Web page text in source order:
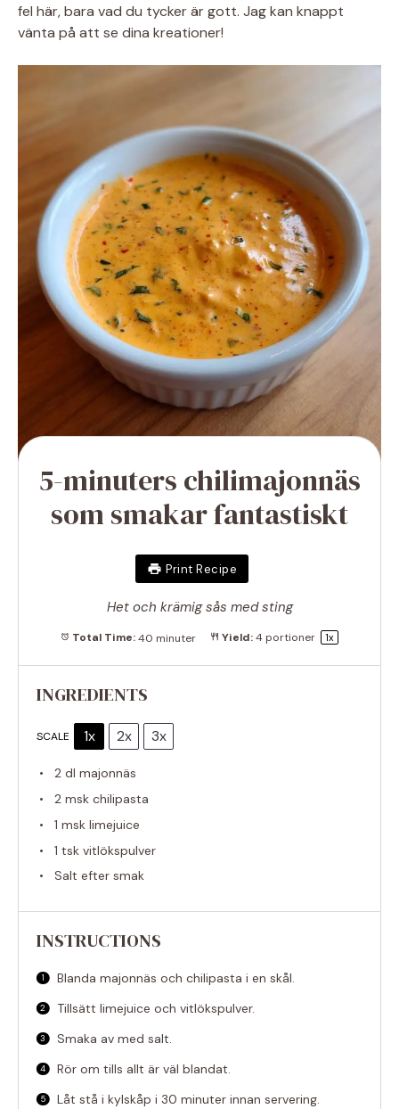
fel här, bara vad du tycker är gott. Jag kan knappt
vänta på att se dina kreationer!
5-minuters chilimajonnäs
som smakar fantastiskt
Print Recipe
Het och krämig sås med sting
Total Time:40 minuter Yield:4portioner 1x
INGREDIENTS
SCALE 1x 2x 3x
2 dl majonnäs
2 msk chilipasta
1 msk limejuice
1 tsk vitlökspulver
Salt efter smak
INSTRUCTIONS
Blanda majonnäs och chilipasta i en skål.
Tillsätt limejuice och vitlökspulver.
Smaka av med salt.
Rör om tills allt är väl blandat.
Låt stå i kylskåp i 30 minuter innan servering.